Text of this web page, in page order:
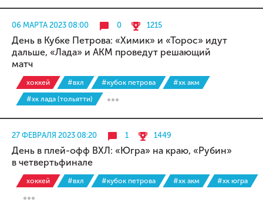
06 МАРТА 2023 08:00 0 1215
День в Кубке Петрова: «Химик» и «Торос» идут
дальше, «Лада» и АКМ проведут решающий
матч
хоккей #вхл #кубок петрова
#хк акм
#хк лада (тольятти)
27 ФЕВРАЛЯ 2023 08:20 1 1449
День в плей-офф ВХЛ: «Югра» на краю, «Рубин»
в четвертьфинале
хоккей #вхл #кубок петрова #хк акм #хк югра